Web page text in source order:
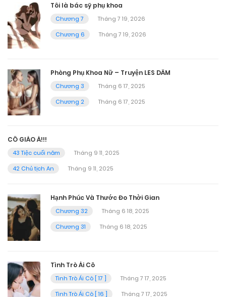
Tôi là bác sỹ phụ khoa
Chương 7
Tháng 7 19, 2026
Chương 6
Tháng 7 19, 2026
Phòng Phụ Khoa Nữ – Truyện LES DÂM
Chương 3
Tháng 6 17, 2025
Chương 2
Tháng 6 17, 2025
CÔ GIÁO À!!!
43 Tiệc cuối năm
Tháng 9 11, 2025
42 Chủ tịch An
Tháng 9 11, 2025
Hạnh Phúc Và Thước Đo Thời Gian
Chương 32
Tháng 6 18, 2025
Chương 31
Tháng 6 18, 2025
Tình Trò Ái Cô
Tình Trò Ái Cô [ 17 ]
Tháng 7 17, 2025
Tình Trò Ái Cô [ 16 ]
Tháng 7 17, 2025